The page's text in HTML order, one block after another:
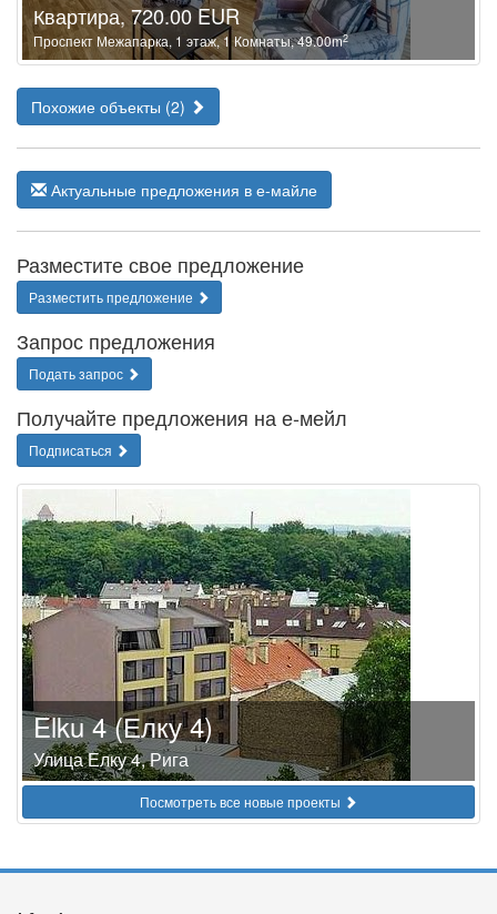
Квартира, 720.00 EUR
Проспект Межапарка, 1 этаж, 1 Комнаты, 49.00m2
Похожие объекты (2)
Актуальные предложения в е-майле
Разместите свое предложение
Разместить предложение
Запрос предложения
Подать запрос
Получайте предложения на е-мейл
Подписаться
Elku 4 (Елку 4)
Улица Елку 4, Рига
Посмотреть все новые проекты